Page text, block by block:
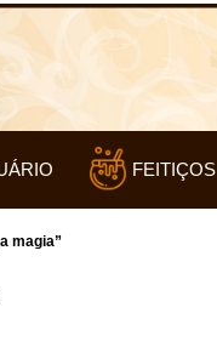
FEITIÇOS
magia”